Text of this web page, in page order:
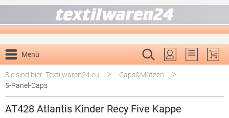
Menü
Du hast 0
Sie sind hier: Textilwaren24.eu
> Caps&Mützen >
5-Panel-Caps
AT428 Atlantis Kinder Recy Five Kappe